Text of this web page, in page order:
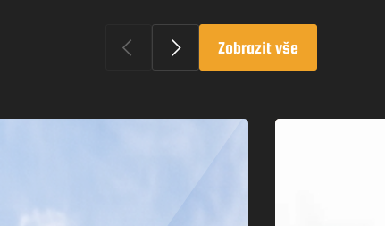
Zobrazit vše